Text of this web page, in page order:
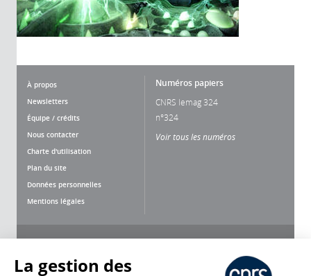
À propos
Newsletters
Équipe / crédits
Nous contacter
Charte d'utilisation
Plan du site
Données personnelles
Mentions légales
Numéros papiers
CNRS lemag 324
n°324
Voir tous les numéros
La gestion des